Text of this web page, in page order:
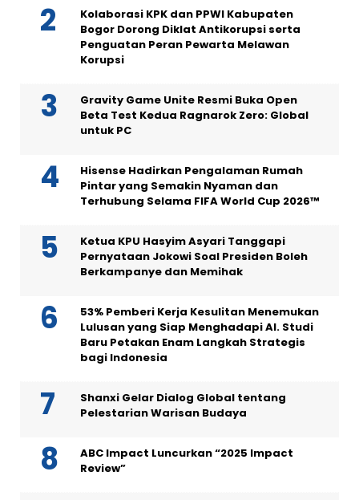
Kolaborasi KPK dan PPWI Kabupaten
Bogor Dorong Diklat Antikorupsi serta
Penguatan Peran Pewarta Melawan
Korupsi
Gravity Game Unite Resmi Buka Open
Beta Test Kedua Ragnarok Zero: Global
untuk PC
Hisense Hadirkan Pengalaman Rumah
Pintar yang Semakin Nyaman dan
Terhubung Selama FIFA World Cup 2026™
Ketua KPU Hasyim Asyari Tanggapi
Pernyataan Jokowi Soal Presiden Boleh
Berkampanye dan Memihak
53% Pemberi Kerja Kesulitan Menemukan
Lulusan yang Siap Menghadapi AI. Studi
Baru Petakan Enam Langkah Strategis
bagi Indonesia
Shanxi Gelar Dialog Global tentang
Pelestarian Warisan Budaya
ABC Impact Luncurkan “2025 Impact
Review”